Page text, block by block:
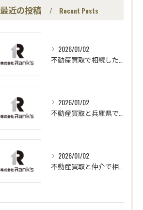
最近の投稿 Recent Posts
2026/01/02
2026/01/02
2026/01/02